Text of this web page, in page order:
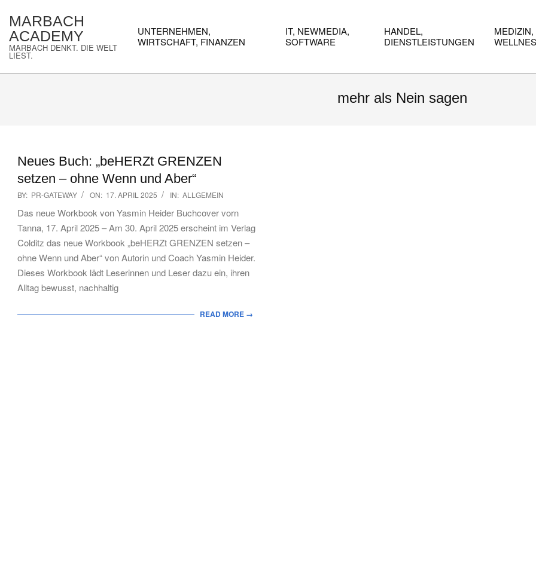
content
MARBACH
ACADEMY
MARBACH DENKT. DIE WELT
LIEST.
Navigation
UNTERNEHMEN,
WIRTSCHAFT, FINANZEN
IT, NEWMEDIA,
SOFTWARE
HANDEL,
DIENSTLEISTUNGEN
mehr als Nein sagen
Neues Buch: „beHERZt GRENZEN
setzen – ohne Wenn und Aber“
2025-
04-
17
BY: PR-GATEWAY ON: 17. APRIL 2025 IN: ALLGEMEIN
Das neue Workbook von Yasmin Heider Buchcover vorn
Tanna, 17. April 2025 – Am 30. April 2025 erscheint im Verlag
Colditz das neue Workbook „beHERZt GRENZEN setzen –
ohne Wenn und Aber“ von Autorin und Coach Yasmin Heider.
Dieses Workbook lädt Leserinnen und Leser dazu ein, ihren
Alltag bewusst, nachhaltig
READ MORE →